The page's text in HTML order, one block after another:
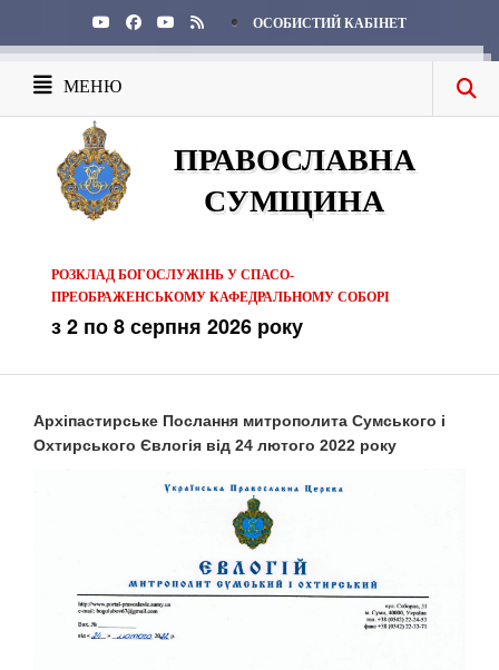
ОСОБИСТИЙ КАБІНЕТ
МЕНЮ
ПРАВОСЛАВНА
СУМЩИНА
РОЗКЛАД БОГОСЛУЖІНЬ У СПАСО-
ПРЕОБРАЖЕНСЬКОМУ КАФЕДРАЛЬНОМУ СОБОРІ
з 2 по 8 серпня 2026 року
Архіпастирське Послання митрополита Сумського і
Охтирського Євлогія від 24 лютого 2022 року